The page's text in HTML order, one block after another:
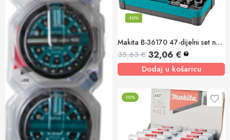
Makita B-36170 47-dijelni set nasadnih ključeva i bitova
-10%
35,63€ 32,06 € ?
Dodaj u košaricu
-10%